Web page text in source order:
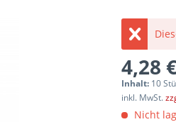
4,28
Inhalt: 10
inkl. MwSt.
Nicht